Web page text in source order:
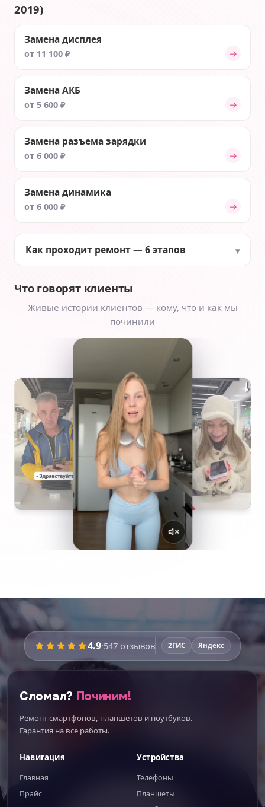
2019)
Замена дисплея
от 11 100 ₽ →
Замена АКБ
от 5 600 ₽ →
Замена разъема зарядки
от 6 000 ₽ →
Замена динамика
от 6 000 ₽ →
Как проходит ремонт — 6 этапов
Что говорят клиенты
Живые истории клиентов — кому, что и как мы
починили
4.9·547 отзывов 2ГИС Яндекс
Сломал? Починим!
Ремонт смартфонов, планшетов и ноутбуков.
Гарантия на все работы.
Навигация
Главная
Прайс
Устройства
Телефоны
Планшеты